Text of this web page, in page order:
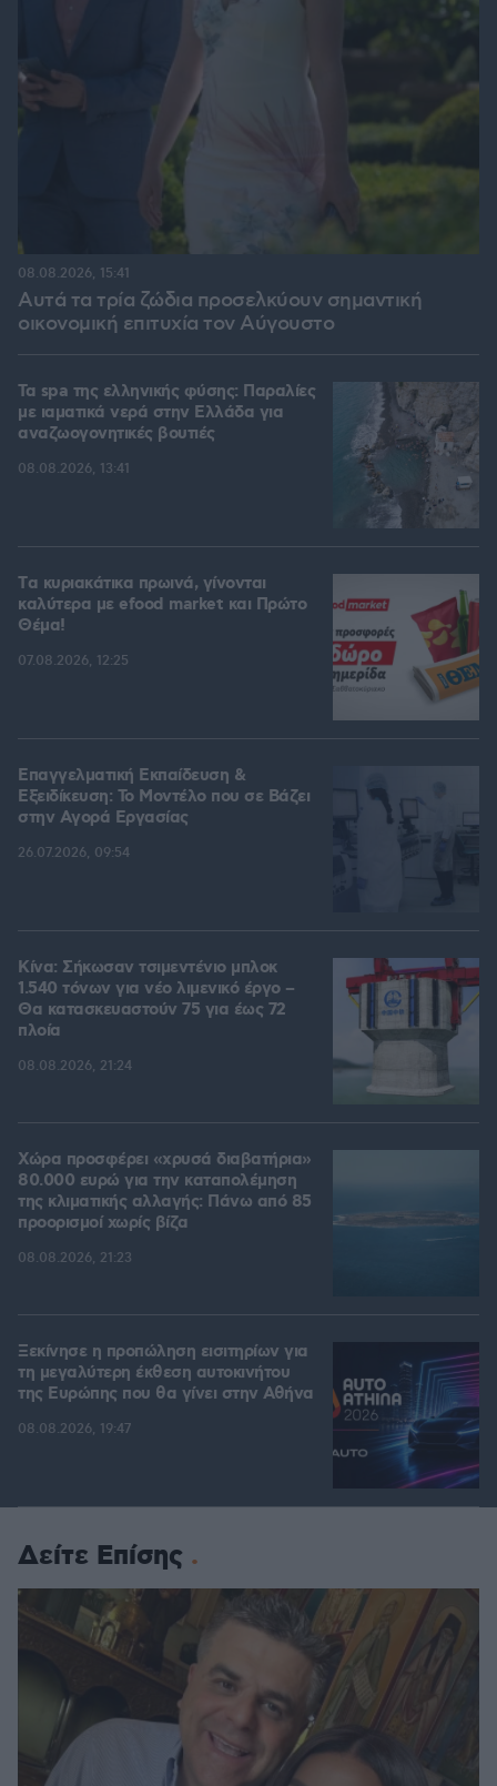
Αυτά τα τρία ζώδια προσελκύουν σημαντική
οικονομική επιτυχία τον Αύγουστο
08.08.2026, 15:41
Τα spa της ελληνικής φύσης: Παραλίες
με ιαματικά νερά στην Ελλάδα για
αναζωογονητικές βουτιές
08.08.2026, 13:41
Tα κυριακάτικα πρωινά, γίνονται
καλύτερα με efood market και Πρώτο
Θέμα!
07.08.2026, 12:25
Επαγγελματική Εκπαίδευση &
Εξειδίκευση: Το Mοντέλο που σε Bάζει
στην Aγορά Eργασίας
26.07.2026, 09:54
Κίνα: Σήκωσαν τσιμεντένιο μπλοκ
1.540 τόνων για νέο λιμενικό έργο –
Θα κατασκευαστούν 75 για έως 72
πλοία
08.08.2026, 21:24
Χώρα προσφέρει «χρυσά διαβατήρια»
80.000 ευρώ για την καταπολέμηση
της κλιματικής αλλαγής: Πάνω από 85
προορισμοί χωρίς βίζα
08.08.2026, 21:23
Ξεκίνησε η προπώληση εισιτηρίων για
τη μεγαλύτερη έκθεση αυτοκινήτου
της Ευρώπης που θα γίνει στην Αθήνα
08.08.2026, 19:47
Δείτε Επίσης